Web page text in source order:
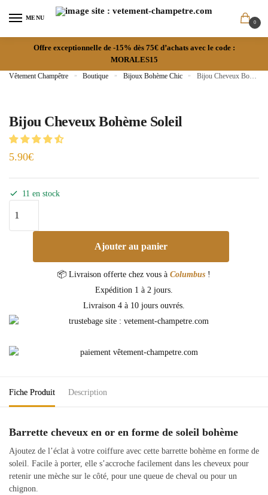
MENU
0
Offre exceptionnelle de -15% dès 75€ d’achats avec le code :
MORALES15
Vêtement Champêtre » Boutique » Bijoux Bohème Chic » Bijou Cheveux Bohème Soleil
Bijou Cheveux Bohème Soleil
5.90€
11 en stock
Ajouter au panier
📦 Livraison offerte chez vous à Columbus !
Expédition 1 à 2 jours.
Livraison 4 à 10 jours ouvrés.
Fiche Produit Description
Barrette cheveux en or en forme de soleil bohème
Ajoutez de l’éclat à votre coiffure avec cette barrette bohème en forme de
soleil. Facile à porter, elle s’accroche facilement dans les cheveux pour
retenir une mèche sur le côté, pour une queue de cheval ou pour un
chignon.